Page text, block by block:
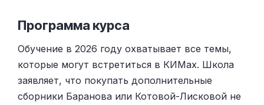
Программа курса
Обучение в 2026 году охватывает все темы,
которые могут встретиться в КИМах. Школа
заявляет, что покупать дополнительные
сборники Баранова или Котовой-Лисковой не